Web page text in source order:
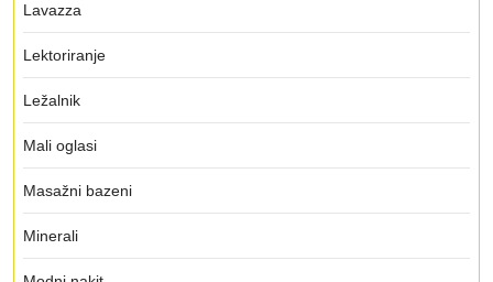
Lavazza
Lektoriranje
Ležalnik
Mali oglasi
Masažni bazeni
Minerali